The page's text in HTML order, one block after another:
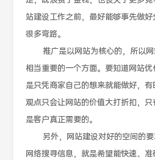
站建设工作之前，最好能够事先做
很多弯路。
推广是以网站为核心的，所以网
相当重要的一个方面。要知道网站
是只凭商家自己的想来就能做好，
观点只会让网站的价值大打折扣，
是客户真正需要的。
另外，网站建设对好的空间的要
网络搜寻信息，就是希望能快速、